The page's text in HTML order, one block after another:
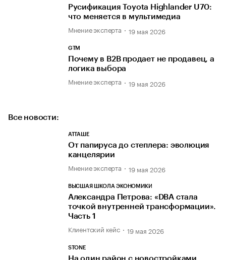
Русификация Toyota Highlander U70:
что меняется в мультимедиа
Мнение эксперта 19 мая 2026
GTM
Почему в B2B продает не продавец, а
логика выбора
Мнение эксперта 19 мая 2026
Все новости:
АТТАШЕ
От папируса до степлера: эволюция
канцелярии
Мнение эксперта 19 мая 2026
ВЫСШАЯ ШКОЛА ЭКОНОМИКИ
Александра Петрова: «DBA стала
точкой внутренней трансформации».
Часть 1
Клиентский кейс 19 мая 2026
STONE